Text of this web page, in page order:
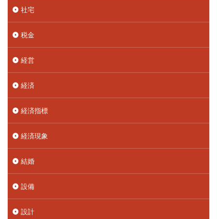
社宅
税金
経営
経済
経済指標
経済現象
結婚
設備
設計